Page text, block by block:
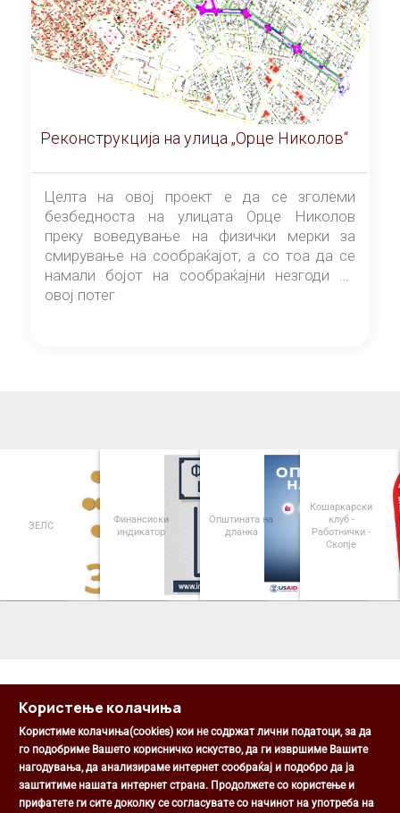
Реконструкција на улица „Орце Николов“
Целта на овој проект е да се зголеми
безбедноста на улицата Орце Николов
преку воведување на физички мерки за
смирување на сообраќајот, а со тоа да се
намали бојот на сообраќајни незгоди на
овој потег
ЗЕЛС
Финансиски
индикатор
Општината на
дланка
Кошаркарски
клуб -
Работнички -
Скопје
Општина Центар
Михаил Цоков бр. 1, Скопје
Користење колачиња
Користиме колачиња(cookies) кои не содржат лични податоци, за да
го подобриме Вашето корисничко искуство, да ги извршиме Вашите
нагодувања, да анализираме интернет сообраќај и подобро да ја
заштитиме нашата интернет страна. Продолжете со користење и
прифатете ги сите доколку се согласувате со начинот на употреба на